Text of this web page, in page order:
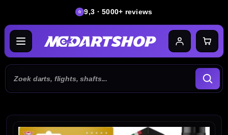
9,3 · 5000+ reviews